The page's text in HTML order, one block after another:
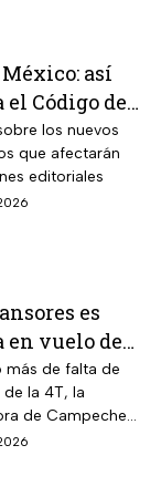
así
el Código de
defensores
los nuevos
que afectarán
editoriales
es
en vuelo de
rumbo a
la
más de falta de
la 4T, la
de Campeche
arribando al viejo